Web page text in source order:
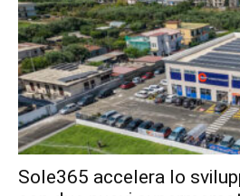
Sole365 accelera lo